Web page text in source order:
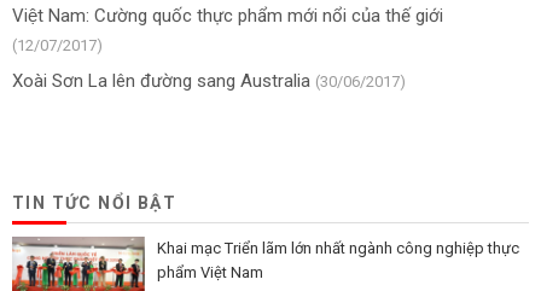
Việt Nam: Cường quốc thực phẩm mới nổi của thế giới
(12/07/2017)
Xoài Sơn La lên đường sang Australia (30/06/2017)
TIN TỨC NỔI BẬT
Khai mạc Triển lãm lớn nhất ngành công nghiệp thực
phẩm Việt Nam